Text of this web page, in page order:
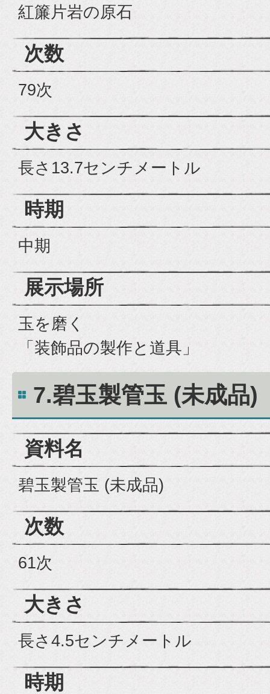
紅簾片岩の原石
次数
79次
大きさ
長さ13.7センチメートル
時期
中期
展示場所
玉を磨く
「装飾品の製作と道具」
7.碧玉製管玉 (未成品)
資料名
碧玉製管玉 (未成品)
次数
61次
大きさ
長さ4.5センチメートル
時期